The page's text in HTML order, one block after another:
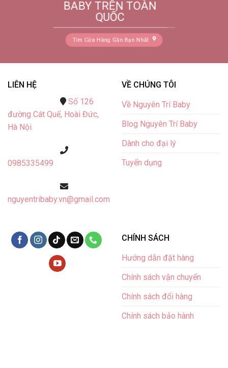
BABY TRÊN TOÀN
QUỐC
Tìm Cửa Hàng Gần Bạn Nhất
LIÊN HỆ
Số 126
đường Cát Quế, Hoài Đức,
Hà Nội.
0985335499
nguyentribaby.vn@gmail.com
VỀ CHÚNG TÔI
Về Nguyên Trí Baby
Blog Nguyên Trí Baby
Dành cho đại lý
Tuyển dụng
CHÍNH SÁCH
Hướng dẫn đặt hàng
Chính sách vận chuyển
Chính sách đổi hàng
Chính sách bảo hành